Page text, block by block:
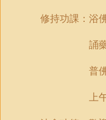
修持功課：浴
誦
普
上